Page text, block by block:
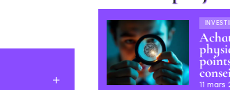
11 mars